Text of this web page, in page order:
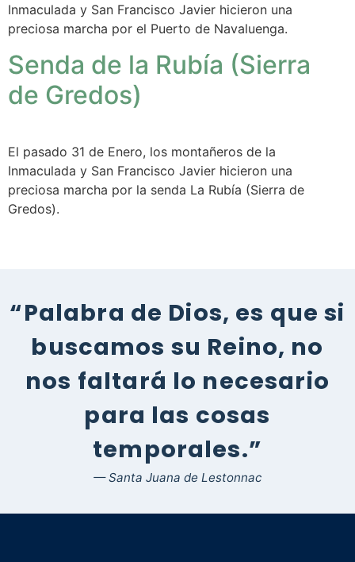
Inmaculada y San Francisco Javier hicieron una
preciosa marcha por el Puerto de Navaluenga.
Senda de la Rubía (Sierra
de Gredos)
El pasado 31 de Enero, los montañeros de la
Inmaculada y San Francisco Javier hicieron una
preciosa marcha por la senda La Rubía (Sierra de
Gredos).
“Palabra de Dios, es que si
buscamos su Reino, no
nos faltará lo necesario
para las cosas
temporales.”
— Santa Juana de Lestonnac